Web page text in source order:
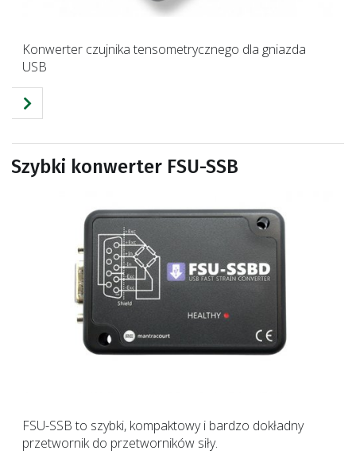
Konwerter czujnika tensometrycznego dla gniazda
USB
Szybki konwerter FSU-SSB
FSU-SSB to szybki, kompaktowy i bardzo dokładny
przetwornik do przetworników siły.